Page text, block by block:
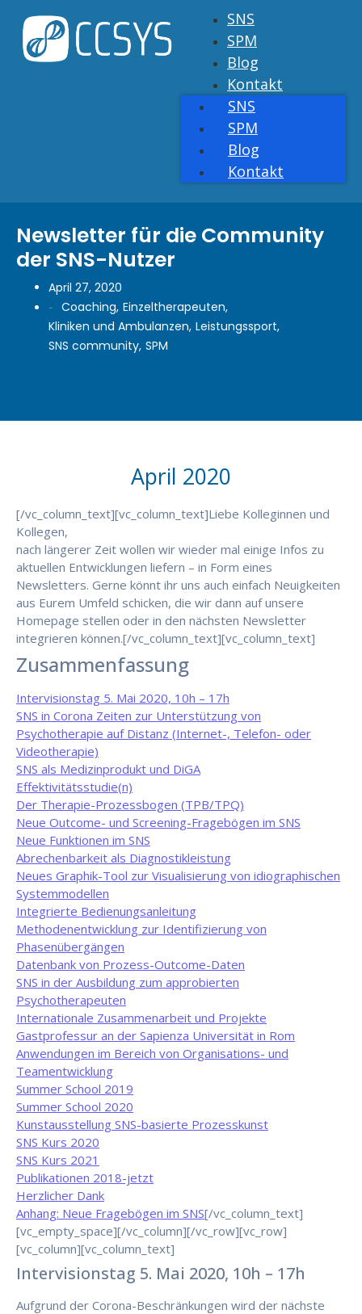
SNS
SPM
Blog
Kontakt
SNS
SPM
Blog
Kontakt
Newsletter für die Community
der SNS-Nutzer
April 27, 2020
- Coaching, Einzeltherapeuten,
Kliniken und Ambulanzen, Leistungssport,
SNS community, SPM
April 2020
[/vc_column_text][vc_column_text]Liebe Kolleginnen und
Kollegen,
nach längerer Zeit wollen wir wieder mal einige Infos zu
aktuellen Entwicklungen liefern – in Form eines
Newsletters. Gerne könnt ihr uns auch einfach Neuigkeiten
aus Eurem Umfeld schicken, die wir dann auf unsere
Homepage stellen oder in den nächsten Newsletter
integrieren können.[/vc_column_text][vc_column_text]
Zusammenfassung
Intervisionstag 5. Mai 2020, 10h – 17h
SNS in Corona Zeiten zur Unterstützung von
Psychotherapie auf Distanz (Internet-, Telefon- oder
Videotherapie)
SNS als Medizinprodukt und DiGA
Effektivitätsstudie(n)
Der Therapie-Prozessbogen (TPB/TPQ)
Neue Outcome- und Screening-Fragebögen im SNS
Neue Funktionen im SNS
Abrechenbarkeit als Diagnostikleistung
Neues Graphik-Tool zur Visualisierung von idiographischen
Systemmodellen
Integrierte Bedienungsanleitung
Methodenentwicklung zur Identifizierung von
Phasenübergängen
Datenbank von Prozess-Outcome-Daten
SNS in der Ausbildung zum approbierten
Psychotherapeuten
Internationale Zusammenarbeit und Projekte
Gastprofessur an der Sapienza Universität in Rom
Anwendungen im Bereich von Organisations- und
Teamentwicklung
Summer School 2019
Summer School 2020
Kunstausstellung SNS-basierte Prozesskunst
SNS Kurs 2020
SNS Kurs 2021
Publikationen 2018-jetzt
Herzlicher Dank
Anhang: Neue Fragebögen im SNS[/vc_column_text]
[vc_empty_space][/vc_column][/vc_row][vc_row]
[vc_column][vc_column_text]
Intervisionstag 5. Mai 2020, 10h – 17h
Aufgrund der Corona-Beschränkungen wird der nächste